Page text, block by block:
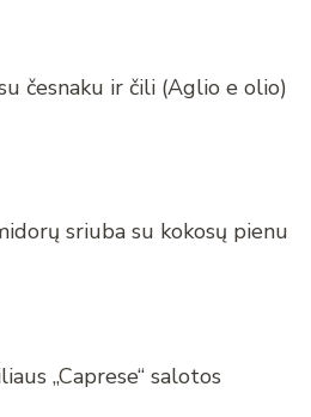
česnaku ir čili (Aglio e olio)
sriuba su kokosų pienu
„Caprese“ salotos